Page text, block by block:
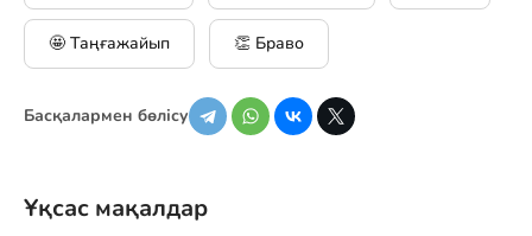
🤩 Таңғажайып 👏 Браво
Басқалармен бөлісу
Ұқсас мақалдар